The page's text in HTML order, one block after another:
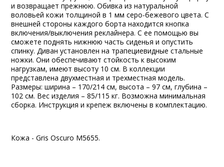
и возвращает прежнюю. Обивка из натуральной
воловьей кожи толщиной в 1 мм серо-бежевого цвета. С
внешней стороны каждого борта находится кнопка
включения/выключения реклайнера. С ее помощью вы
сможете поднять нижнюю часть сиденья и опустить
спинку. Диван установлен на трапециевидные стальные
ножки. Они обеспечивают стойкость к высоким
нагрузкам, имеют высоту 10 см. В коллекции
представлена двухместная и трехместная модель.
Размеры: ширина – 170/214 см, высота – 97 см, глубина –
102 см. Вес изделия – 85/115 кг. Возможна минимальная
сборка. Инструкция и крепеж включены в комплектацию.
Кожа - Gris Oscuro M5655.